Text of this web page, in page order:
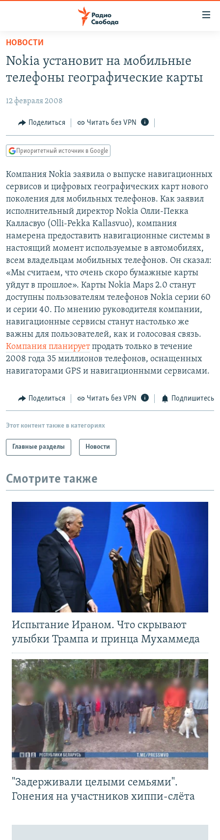
упрощенного
доступа
Вернуться
основному
Вернутся
главной
навигации
Вернутся
поиску
ПРОГРАММЫ
ПОДКАСТЫ
АВТОРСКИЕ ПРОЕКТЫ
ЦИТАТЫ СВОБОДЫ
МНЕНИЯ
IDEL.РЕАЛИИ
КАВКАЗ.РЕАЛИИ
СЕВЕР.РЕАЛИИ
СИБИРЬ.РЕАЛИИ
РАСПИСАНИЕ ВЕЩАНИЯ
ПОДПИШИТЕСЬ НА РАССЫЛКУ
СОЦИАЛЬНЫЕ СЕТИ
Все сайты РСЕ/РС
НОВОСТИ
Nokia установит на мобильные
телефоны географические карты
12 февраля 2008
Поделиться Читать без VPN
Приоритетный источник в Google
Компания Nokia заявила о выпуске навигационных
сервисов и цифровых географических карт нового
поколения для мобильных телефонов. Как заявил
исполнительный директор Nokia Олли-Пекка
Калласвуо (Olli-Pekka Kallasvuo), компания
намерена предоставить навигационные системы в
настоящий момент используемые в автомобилях,
всем владельцам мобильных телефонов. Он сказал:
«Мы считаем, что очень скоро бумажные карты
уйдут в прошлое». Карты Nokia Maps 2.0 станут
доступны пользователям телефонов Nokia серии 60
и серии 40. По мнению руководителя компании,
навигационные сервисы станут настолько же
важны для пользователей, как и голосовая связь.
Компания планируетпродать только в течение
2008 года 35 миллионов телефонов, оснащенных
навигаторами GPS и навигационными сервисами.
Поделиться Читать без VPN Подпишитесь
Этот контент также в категориях
Главные разделы Новости
Смотрите также
Испытание Ираном. Что скрывают
улыбки Трампа и принца Мухаммеда
"Задерживали целыми семьями".
Гонения на участников хиппи-слёта